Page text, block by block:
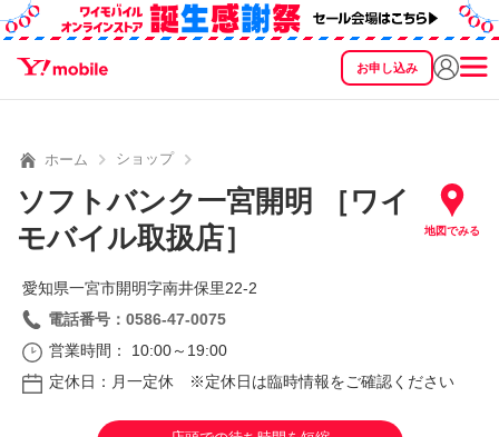
お申し込み
SEARCH
ホーム ショップ
ソフトバンク一宮開明 ［ワイ
モバイル取扱店］
地図でみる
愛知県一宮市開明字南井保里22‐2
電話番号：0586-47-0075
営業時間： 10:00～19:00
定休日：月一定休 ※定休日は臨時情報をご確認ください